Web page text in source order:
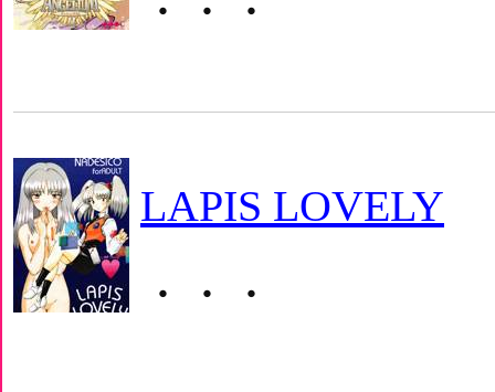
・・・
LAPIS LOVELY
・・・